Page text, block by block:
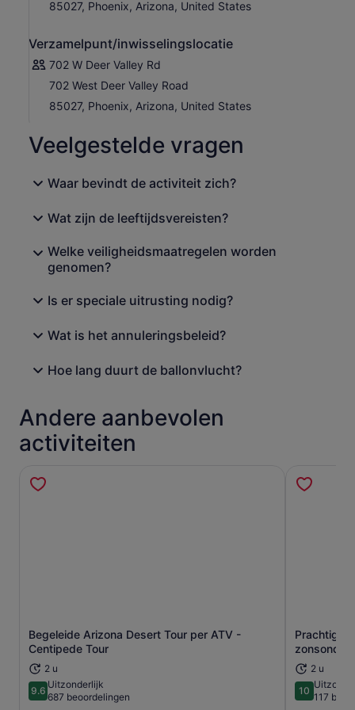
85027, Phoenix, Arizona, United States
Verzamelpunt/inwisselingslocatie
702 W Deer Valley Rd
702 West Deer Valley Road
85027, Phoenix, Arizona, United States
Veelgestelde vragen
Waar bevindt de activiteit zich?
Wat zijn de leeftijdsvereisten?
Welke veiligheidsmaatregelen worden
genomen?
Is er speciale uitrusting nodig?
Wat is het annuleringsbeleid?
Hoe lang duurt de ballonvlucht?
Andere aanbevolen
activiteiten
Begeleide Arizona Desert Tour per ATV -
Centipede Tour
2 u
9.69.6 van 10
Uitzonderlijk
687 beoordelingen
Prachtig
2 u
1010 van 10
117